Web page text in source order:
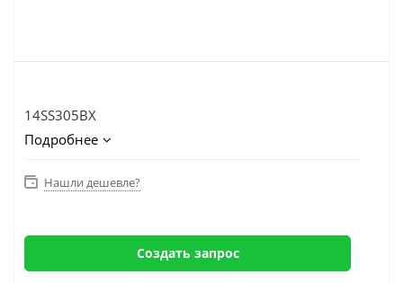
14SS305BX
Подробнее
Нашли дешевле?
Создать запрос